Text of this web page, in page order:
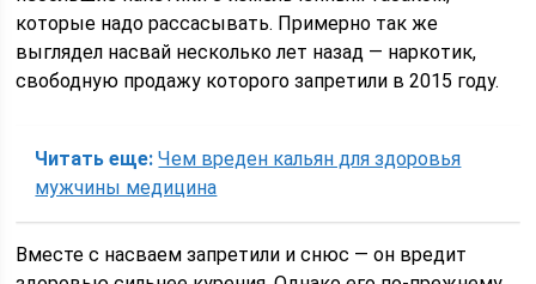
которые надо рассасывать. Примерно так же
выглядел насвай несколько лет назад — наркотик,
свободную продажу которого запретили в 2015 году.
Читать еще: Чем вреден кальян для здоровья
мужчины медицина
Вместе с насваем запретили и снюс — он вредит